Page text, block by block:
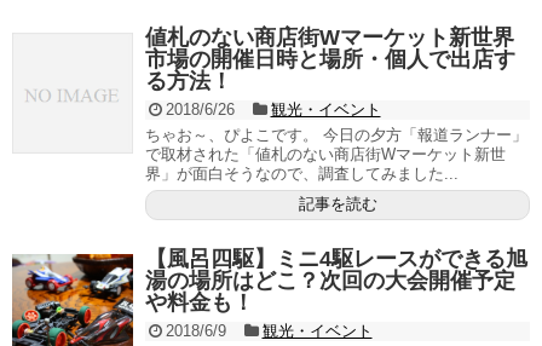
値札のない商店街Wマーケット新世界
市場の開催日時と場所・個人で出店す
る方法！
2018/6/26
観光・イベント
ちゃお～、ぴよこです。 今日の夕方「報道ランナー」
で取材された「値札のない商店街Wマーケット新世
界」が面白そうなので、調査してみました...
記事を読む
【風呂四駆】ミニ4駆レースができる旭
湯の場所はどこ？次回の大会開催予定
や料金も！
2018/6/9
観光・イベント